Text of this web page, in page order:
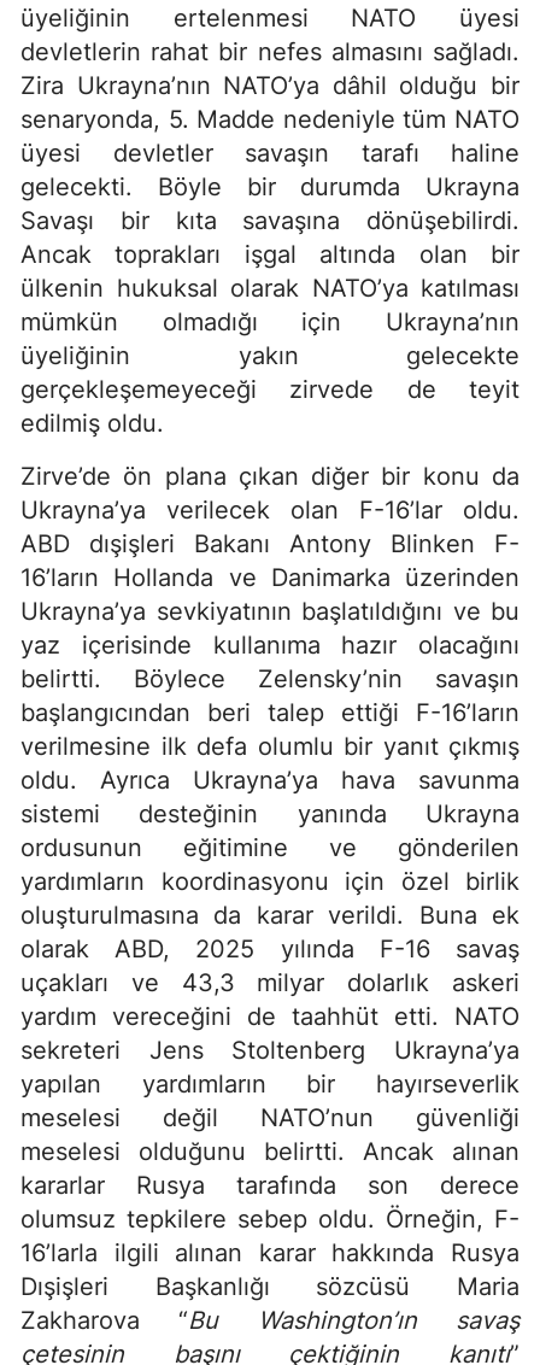
üyeliğinin ertelenmesi NATO üyesi
devletlerin rahat bir nefes almasını sağladı.
Zira Ukrayna’nın NATO’ya dâhil olduğu bir
senaryonda, 5. Madde nedeniyle tüm NATO
üyesi devletler savaşın tarafı haline
gelecekti. Böyle bir durumda Ukrayna
Savaşı bir kıta savaşına dönüşebilirdi.
Ancak toprakları işgal altında olan bir
ülkenin hukuksal olarak NATO’ya katılması
mümkün olmadığı için Ukrayna’nın
üyeliğinin yakın gelecekte
gerçekleşemeyeceği zirvede de teyit
edilmiş oldu.
Zirve’de ön plana çıkan diğer bir konu da
Ukrayna’ya verilecek olan F-16’lar oldu.
ABD dışişleri Bakanı Antony Blinken F-
16’ların Hollanda ve Danimarka üzerinden
Ukrayna’ya sevkiyatının başlatıldığını ve bu
yaz içerisinde kullanıma hazır olacağını
belirtti. Böylece Zelensky’nin savaşın
başlangıcından beri talep ettiği F-16’ların
verilmesine ilk defa olumlu bir yanıt çıkmış
oldu. Ayrıca Ukrayna’ya hava savunma
sistemi desteğinin yanında Ukrayna
ordusunun eğitimine ve gönderilen
yardımların koordinasyonu için özel birlik
oluşturulmasına da karar verildi. Buna ek
olarak ABD, 2025 yılında F-16 savaş
uçakları ve 43,3 milyar dolarlık askeri
yardım vereceğini de taahhüt etti. NATO
sekreteri Jens Stoltenberg Ukrayna’ya
yapılan yardımların bir hayırseverlik
meselesi değil NATO’nun güvenliği
meselesi olduğunu belirtti. Ancak alınan
kararlar Rusya tarafında son derece
olumsuz tepkilere sebep oldu. Örneğin, F-
16’larla ilgili alınan karar hakkında Rusya
Dışişleri Başkanlığı sözcüsü Maria
Zakharova “Bu Washington’ın savaş
çetesinin başını çektiğinin kanıtı”